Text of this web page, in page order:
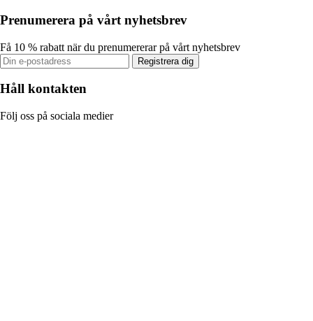
Prenumerera på vårt nyhetsbrev
Få 10 % rabatt när du prenumererar på vårt nyhetsbrev
Registrera dig
Håll kontakten
Följ oss på sociala medier